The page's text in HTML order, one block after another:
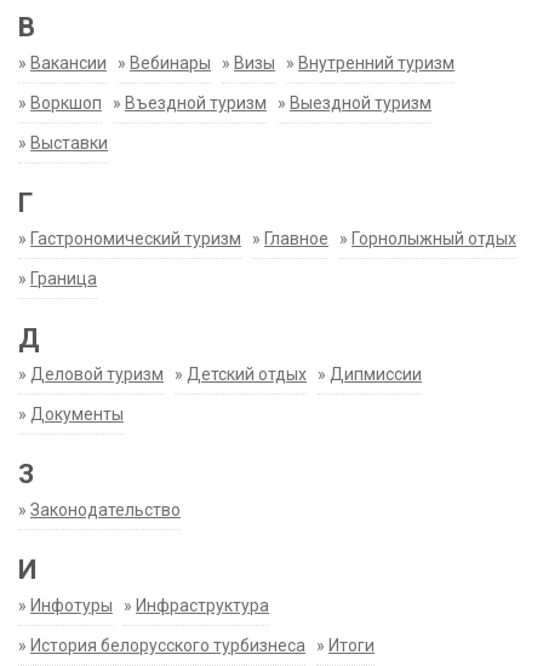
В
» Вакансии » Вебинары » Визы » Внутренний туризм
» Воркшоп » Въездной туризм » Выездной туризм
» Выставки
Г
» Гастрономический туризм » Главное » Горнолыжный отдых
» Граница
Д
» Деловой туризм » Детский отдых » Дипмиссии
» Документы
З
» Законодательство
И
» Инфотуры » Инфраструктура
» История белорусского турбизнеса » Итоги